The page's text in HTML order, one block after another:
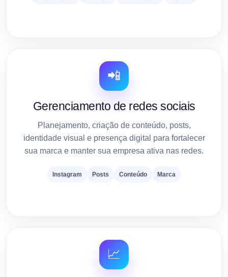
📲
Gerenciamento de redes sociais
Planejamento, criação de conteúdo, posts,
identidade visual e presença digital para fortalecer
sua marca e manter sua empresa ativa nas redes.
Instagram Posts Conteúdo Marca
📈